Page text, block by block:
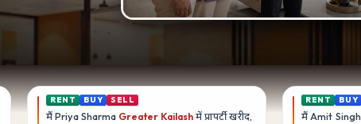
RENT BUY SELL
मैंPriya Sharma Greater Kailash में प्रापर्टी खरीद,
RENT BUY
मैंAmit Singh